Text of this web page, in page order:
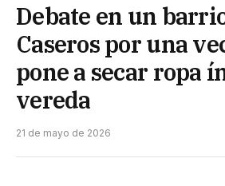
Debate en un
Caseros por una
pone a secar ropa
vereda
21 de mayo de 2026